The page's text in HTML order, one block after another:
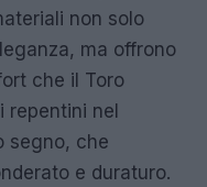
non solo
ma offrono
che il Toro
repentini nel
segno, che
e duraturo.